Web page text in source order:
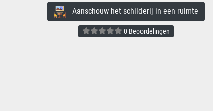
Aanschouw het schilderij in een ruimte
0 Beoordelingen